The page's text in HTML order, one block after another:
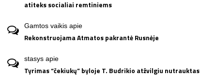
atiteks socialiai remtiniems
Gamtos vaikis apie
Rekonstruojama Atmatos pakrantė Rusnėje
stasys apie
Tyrimas “čekiukų” byloje T. Budrikio atžvilgiu nutrauktas